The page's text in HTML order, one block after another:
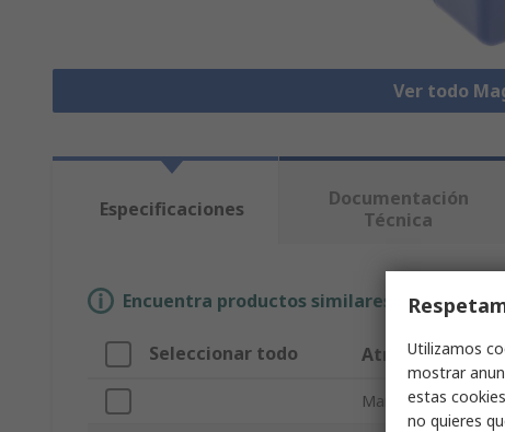
Ver todo
Especificaciones
Documentación
Técnica
Encuentra productos similares
Seleccionar todo Atributo
Marca
Utilizamos
mostrar
estas
no quieres